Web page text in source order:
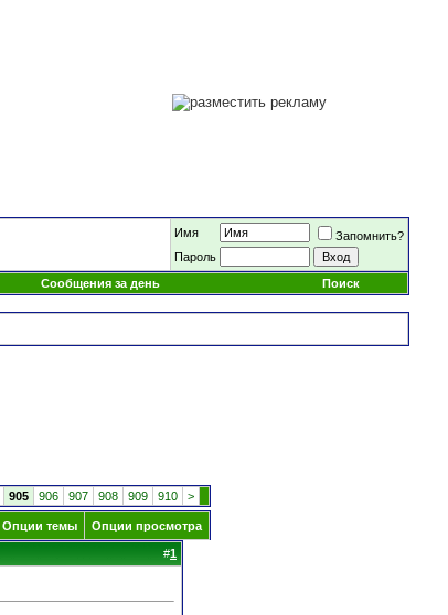
Имя
Запомнить?
Пароль
Сообщения за день Поиск
905 906 907 908 909 910 >
Опции темы Опции просмотра
#1